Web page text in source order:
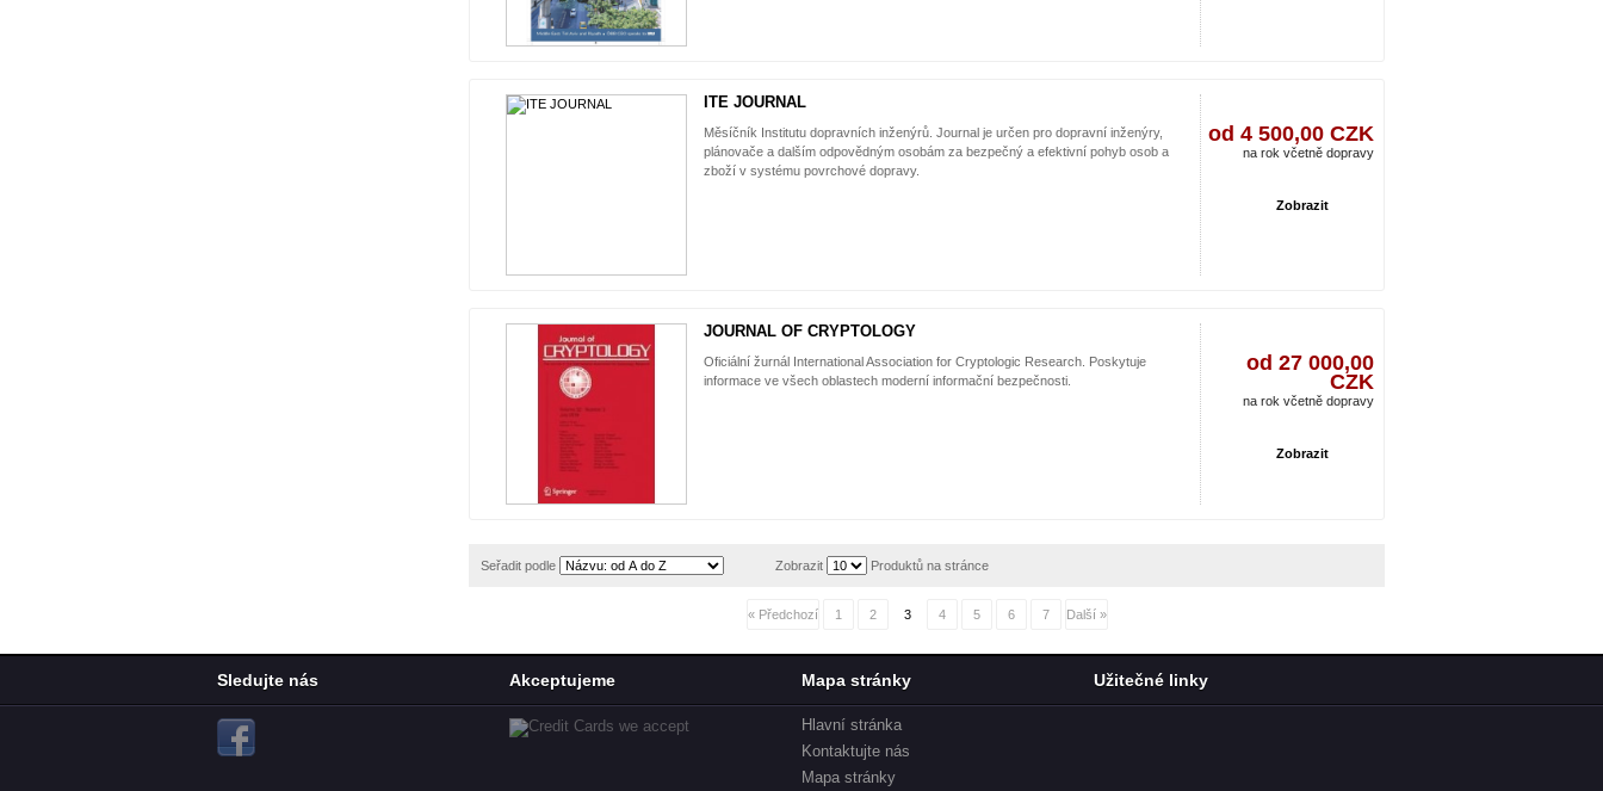
ITE JOURNAL
Měsíčník Institutu dopravních inženýrů. Journal je určen pro dopravní inženýry,
plánovače a dalším odpovědným osobám za bezpečný a efektivní pohyb osob a
zboží v systému povrchové dopravy.
od 4 500,00 CZK
na rok včetně dopravy
Zobrazit
JOURNAL OF CRYPTOLOGY
Oficiální žurnál International Association for Cryptologic Research. Poskytuje
informace ve všech oblastech moderní informační bezpečnosti.
od 27 000,00
CZK
na rok včetně dopravy
Zobrazit
Seřadit podle Zobrazit Produktů na stránce
« Předchozí 1 2 3 4 5 6 7 Další »
Sledujte nás Akceptujeme Mapa stránky
Hlavní stránka
Kontaktujte nás
Mapa stránky
Užitečné linky